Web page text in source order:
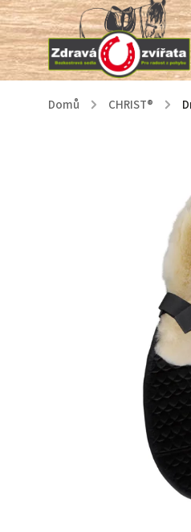
Domů / CHRIST® /